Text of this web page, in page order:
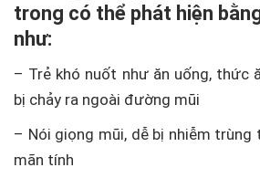
trong có thể phát hiện
như:
– Trẻ khó nuốt như ăn uống, thức
bị chảy ra ngoài đường mũi
– Nói giọng mũi, dễ bị nhiễm trùng
mãn tính